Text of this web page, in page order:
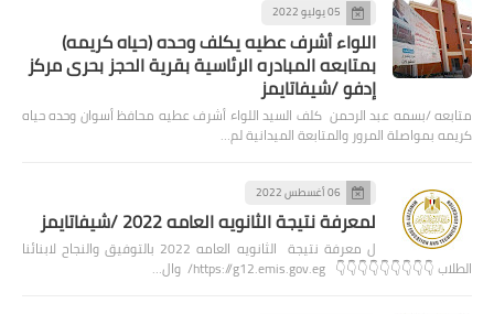
05 يوليو 2022
اللواء أشرف عطيه يكلف وحده (حياه كريمه)
بمتابعه المبادره الرئاسية بقرية الحجز بحرى مركز
إدفو /شيفاتايمز
متابعه /بسمه عبد الرحمن كلف السيد اللواء أشرف عطيه محافظ أسوان وحده حياه
كريمه بمواصلة المرور والمتابعة الميدانية لم…
06 أغسطس 2022
لمعرفة نتيجة الثانويه العامه 2022 /شيفاتايمز
ل معرفة نتيجة الثانويه العامه 2022 بالتوفيق والنجاح لابنائنا
الطلاب 👇👇👇👇👇👇👇👇👇 https://g12.emis.gov.eg/ وال…